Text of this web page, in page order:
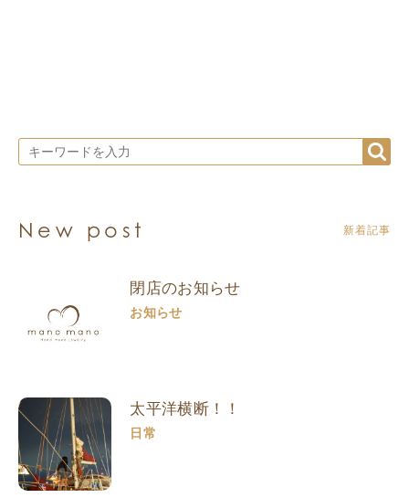
New post 新着記事
閉店のお知らせ
お知らせ
太平洋横断！！
日常